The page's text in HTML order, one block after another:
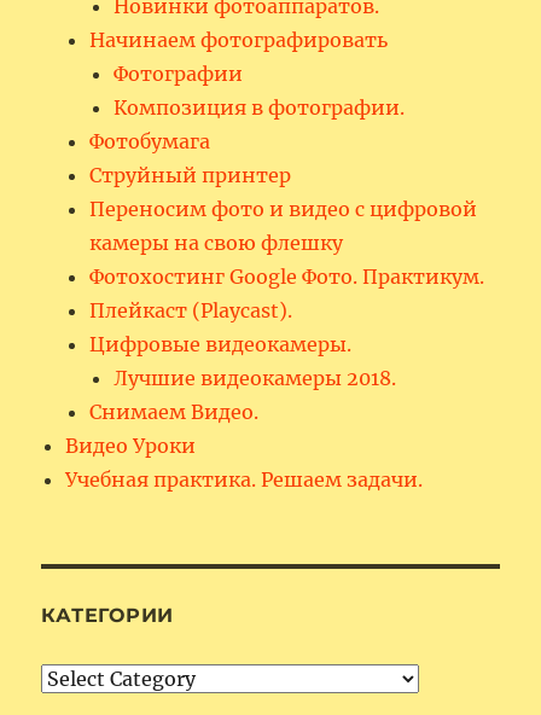
Новинки фотоаппаратов.
Начинаем фотографировать
Фотографии
Композиция в фотографии.
Фотобумага
Струйный принтер
Переносим фото и видео с цифровой
камеры на свою флешку
Фотохостинг Google Фото. Практикум.
Плейкаст (Playcast).
Цифровые видеокамеры.
Лучшие видеокамеры 2018.
Снимаем Видео.
Видео Уроки
Учебная практика. Решаем задачи.
КАТЕГОРИИ
Категории